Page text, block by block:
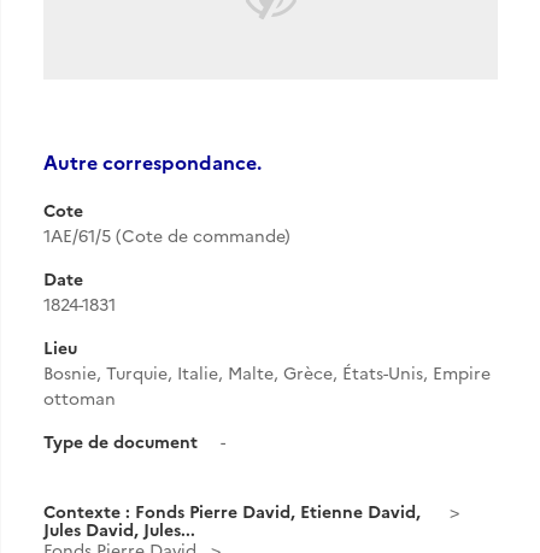
Autre correspondance.
Cote
1AE/61/5 (Cote de commande)
Date
1824-1831
Lieu
Bosnie, Turquie, Italie, Malte, Grèce, États-Unis, Empire
ottoman
Type de document
-
Contexte : Fonds Pierre David, Etienne David,
Jules David, Jules...